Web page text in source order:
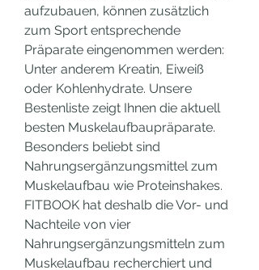
aufzubauen, können zusätzlich
zum Sport entsprechende
Präparate eingenommen werden:
Unter anderem Kreatin, Eiweiß
oder Kohlenhydrate. Unsere
Bestenliste zeigt Ihnen die aktuell
besten Muskelaufbaupräparate.
Besonders beliebt sind
Nahrungsergänzungsmittel zum
Muskelaufbau wie Proteinshakes.
FITBOOK hat deshalb die Vor- und
Nachteile von vier
Nahrungsergänzungsmitteln zum
Muskelaufbau recherchiert und